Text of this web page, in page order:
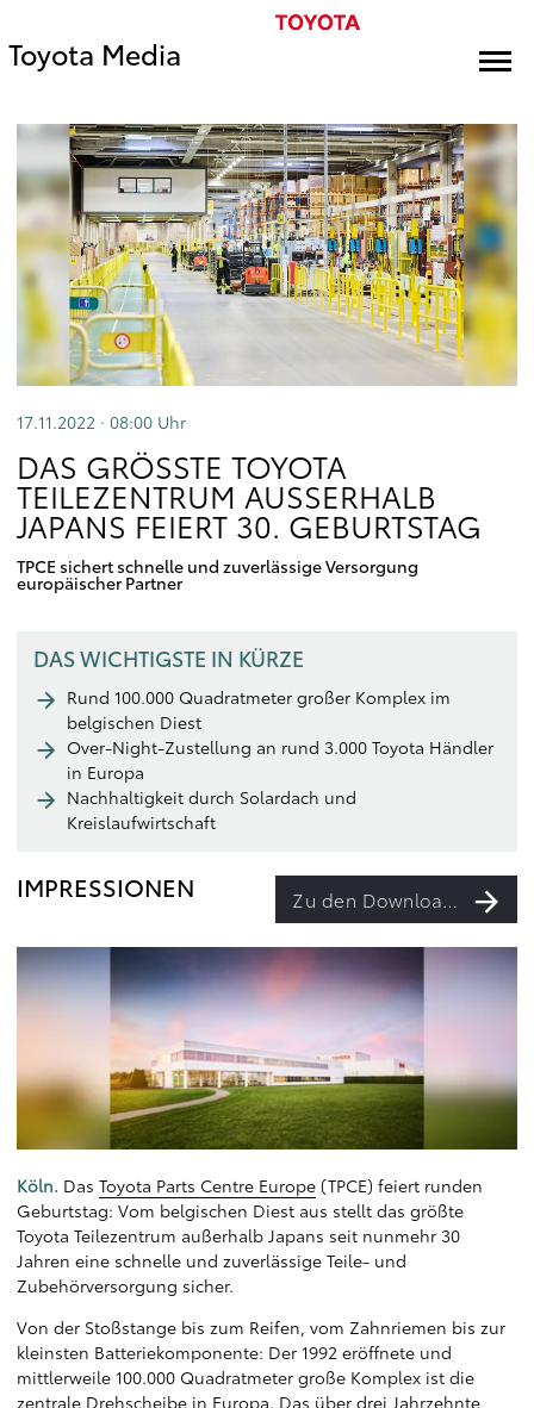
Toyota Media
17.11.2022 · 08:00 Uhr
DAS GRÖSSTE TOYOTA T
EILEZENTRUM AUSSERHALB JA
PANS FEIERT 30. GEBURTSTAG
TPCE sichert schnelle und zuverlässige Versorgung
europäischer Partner
DAS WICHTIGSTE IN KÜRZE
Rund 100.000 Quadratmeter großer Komplex im
belgischen Diest
Over-Night-Zustellung an rund 3.000 Toyota Händler
in Europa
Nachhaltigkeit durch Solardach und
Kreislaufwirtschaft
IMPRESSIONEN Zu den Downloads
Köln. Das Toyota Parts Centre Europe (TPCE) feiert runden
Geburtstag: Vom belgischen Diest aus stellt das größte
Toyota Teilezentrum außerhalb Japans seit nunmehr 30
Jahren eine schnelle und zuverlässige Teile- und
Zubehörversorgung sicher.
Von der Stoßstange bis zum Reifen, vom Zahnriemen bis zur
kleinsten Batteriekomponente: Der 1992 eröffnete und
mittlerweile 100.000 Quadratmeter große Komplex ist die
zentrale Drehscheibe in Europa. Das über drei Jahrzehnte